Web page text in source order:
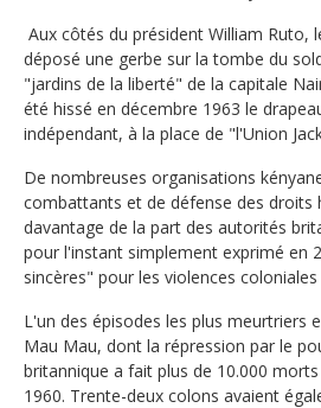
Aux côtés du président William Ruto,
déposé une gerbe sur la tombe du
"jardins de la liberté" de la capitale
été hissé en décembre 1963 le
indépendant, à la place de "l'Union
De nombreuses organisations
combattants et de défense des droits
davantage de la part des autorités
pour l'instant simplement exprimé en
sincères" pour les violences coloniales
L'un des épisodes les plus meurtriers
Mau Mau, dont la répression par le
britannique a fait plus de 10.000
1960. Trente-deux colons avaient